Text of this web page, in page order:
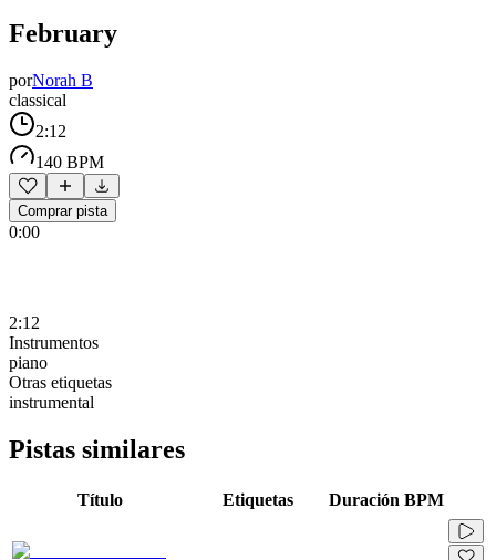
February
porNorah B
classical
2:12
140 BPM
Comprar pista
0:00
2:12
Instrumentos
piano
Otras etiquetas
instrumental
Pistas similares
Título Etiquetas Duración BPM